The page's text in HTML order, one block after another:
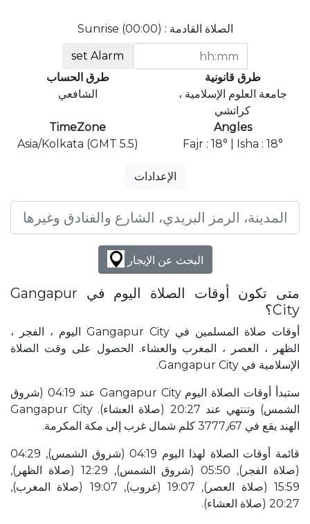
الصلاة القادمة : Sunrise (00:00)
set Alarm
طرق قانونية
جامعة العلوم الإسلامية ،
كراتشي
طرق الحساب
الشافعي
Angles
Fajr : 18° | Isha : 18°
TimeZone
Asia/Kolkata (GMT 5.5)
الإعدادات
البحث عن الإيجار
متى تكون أوقات الصلاة اليوم في Gangapur
City؟
أوقات صلاة المسلمين في Gangapur City اليوم ، الفجر ،
الظهر ، العصر ، المغرب والعشاء. الحصول على وقت الصلاة
الإسلامية في Gangapur City.
ستبدأ أوقات الصلاة اليوم Gangapur City عند 04:19 (شروق
الشمس) وتنتهي عند 20:27 (صلاة العشاء). Gangapur City
الهند يقع في 3777٫67 كلم شمال غرب إلى مكة المكرمة.
قائمة أوقات الصلاة لهذا اليوم 04:19 (شروق الشمس), 04:29
(صلاة الفجر), 05:50 (شروق الشمس), 12:29 (صلاة الظهر),
15:59 (صلاة العصر), 19:07 (غروب), 19:07 (صلاة المغرب),
20:27 (صلاة العشاء).